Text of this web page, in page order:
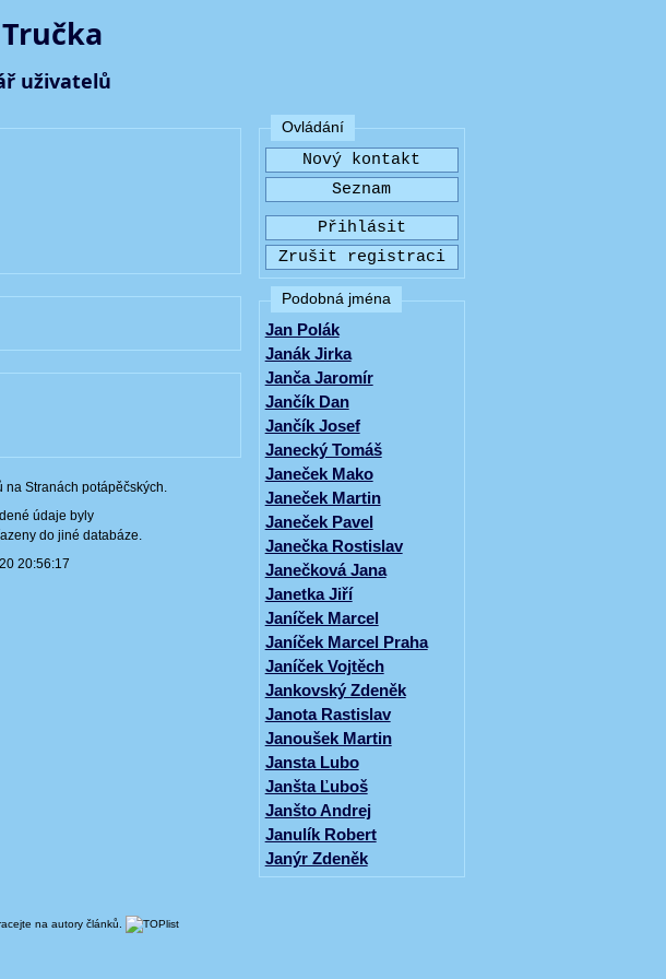
uživatelů
Ovládání
Podobná jména
Jan Polák
Janák Jirka
Janča Jaromír
Jančík Dan
Jančík Josef
Janecký Tomáš
Janeček Mako
Janeček Martin
Janeček Pavel
Janečka Rostislav
Janečková Jana
Janetka Jiří
Janíček Marcel
Janíček Marcel Praha
Janíček Vojtěch
Jankovský Zdeněk
Janota Rastislav
Janoušek Martin
Jansta Lubo
Janšta Ľuboš
Janšto Andrej
Janulík Robert
Janýr Zdeněk
na Stranách potápěčských.
údaje byly
do jiné databáze.
20:56:17
na autory článků.